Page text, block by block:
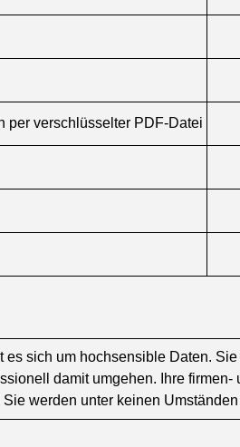
per verschlüsselter PDF-Datei
sich um hochsensible Daten.
damit umgehen. Ihre
werden unter keinen